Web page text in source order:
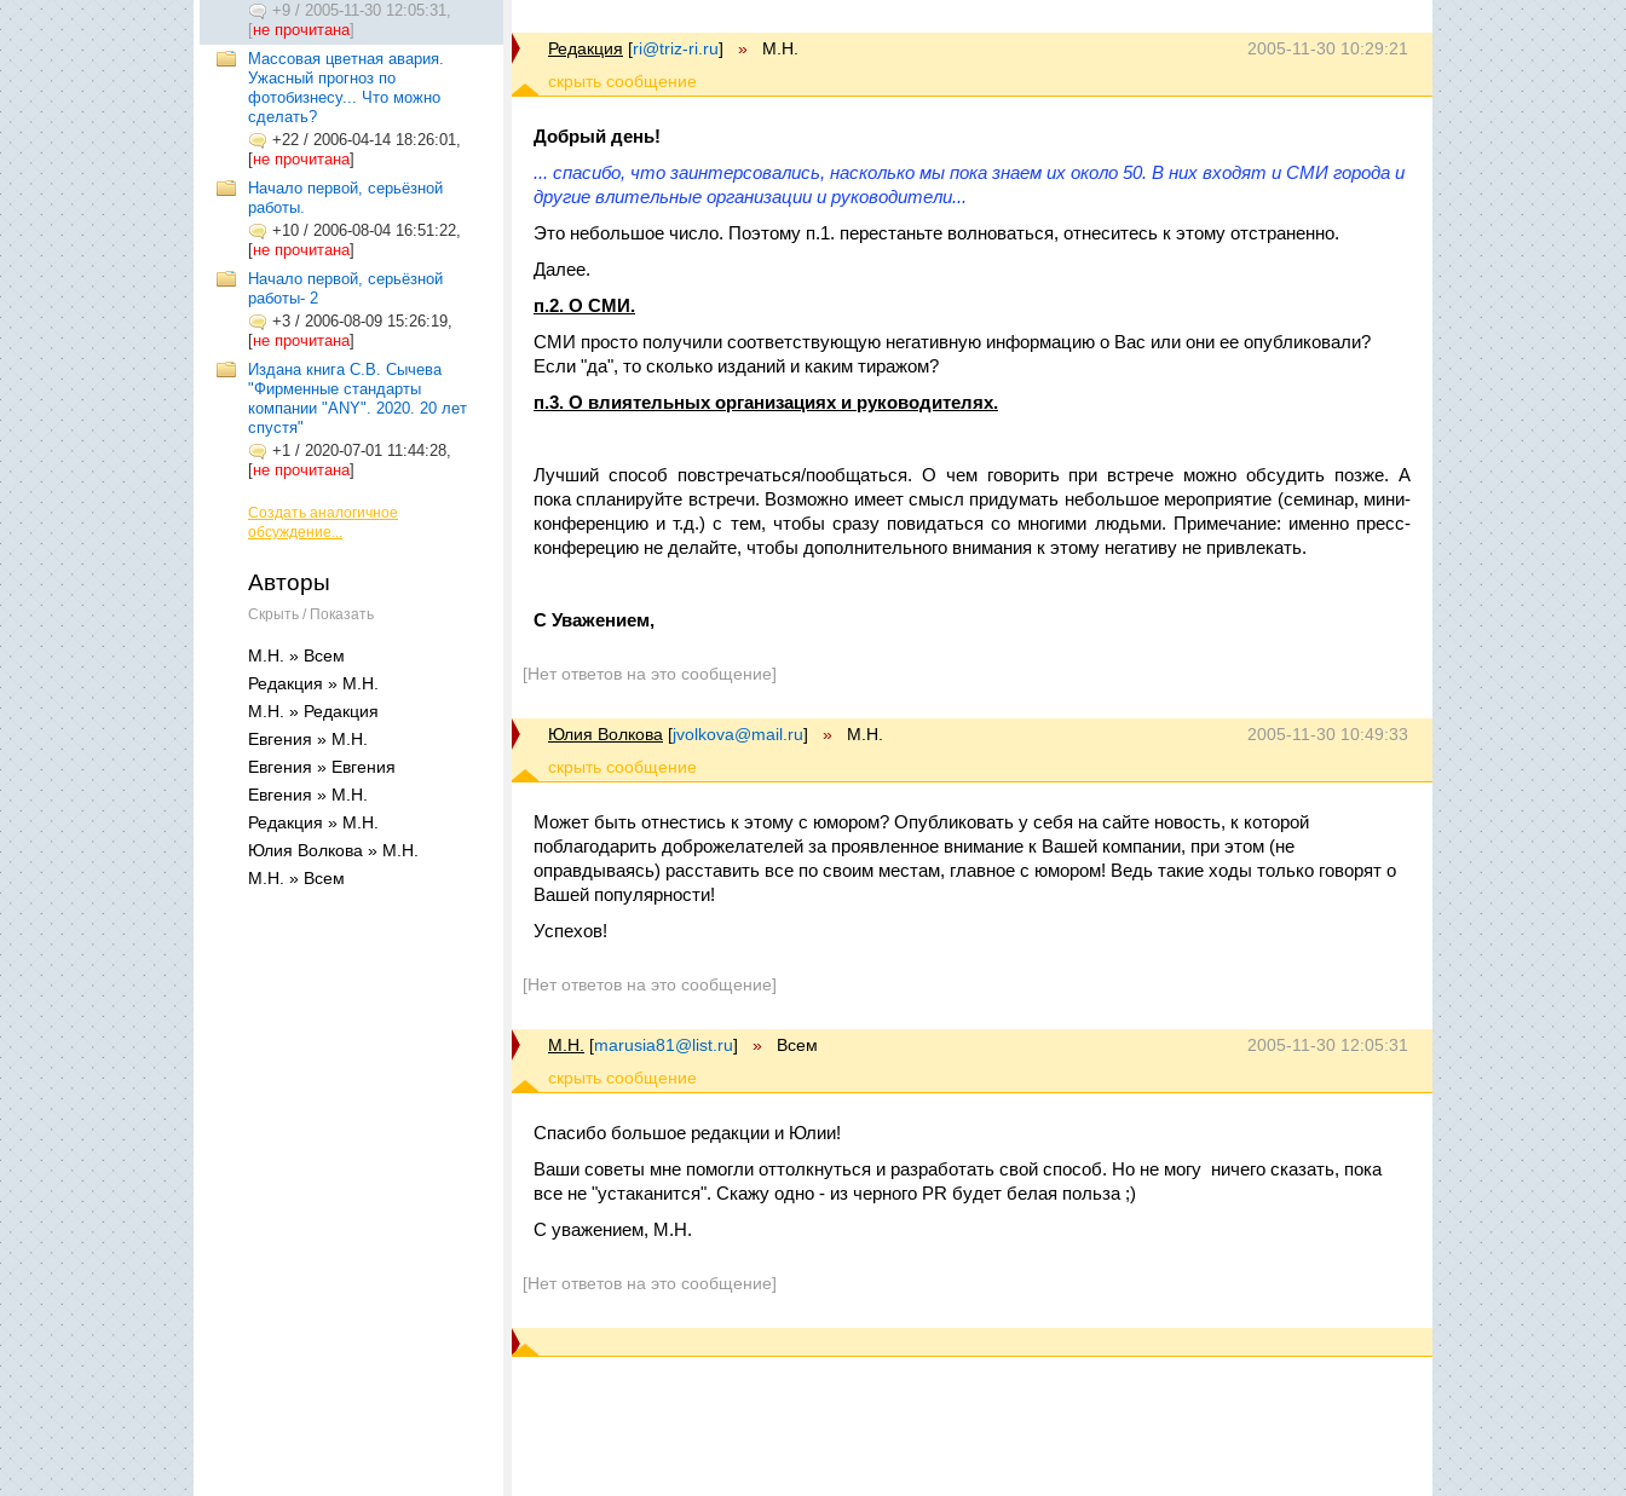
+9 / 2005-11-30 12:05:31,
[не прочитана]
Массовая цветная авария.
Ужасный прогноз по
фотобизнесу... Что можно
сделать?
+22 / 2006-04-14 18:26:01,
[не прочитана]
Начало первой, серьёзной
работы.
+10 / 2006-08-04 16:51:22,
[не прочитана]
Начало первой, серьёзной
работы- 2
+3 / 2006-08-09 15:26:19,
[не прочитана]
Издана книга С.В. Сычева
"Фирменные стандарты
компании "ANY". 2020. 20 лет
спустя"
+1 / 2020-07-01 11:44:28,
[не прочитана]
Создать аналогичное
обсуждение...
Авторы
Скрыть / Показать
М.Н. » Всем
Редакция » М.Н.
М.Н. » Редакция
Евгения » М.Н.
Евгения » Евгения
Евгения » М.Н.
Редакция » М.Н.
Юлия Волкова » М.Н.
М.Н. » Всем
2005-11-30 10:29:21
Редакция [ri@triz-ri.ru] » М.Н.
Добрый день!
... спасибо, что заинтерсовались, насколько мы пока знаем их около 50. В них входят и СМИ города и
другие влительные организации и руководители...
Это небольшое число. Поэтому п.1. перестаньте волноваться, отнеситесь к этому отстраненно.
Далее.
п.2. О СМИ.
СМИ просто получили соответствующую негативную информацию о Вас или они ее опубликовали?
Если "да", то сколько изданий и каким тиражом?
п.3. О влиятельных организациях и руководителях.
Лучший способ повстречаться/пообщаться. О чем говорить при встрече можно обсудить позже. А
пока спланируйте встречи. Возможно имеет смысл придумать небольшое мероприятие (семинар, мини-
конференцию и т.д.) с тем, чтобы сразу повидаться со многими людьми. Примечание: именно пресс-
конферецию не делайте, чтобы дополнительного внимания к этому негативу не привлекать.
С Уважением,
[Нет ответов на это сообщение]
2005-11-30 10:49:33
Юлия Волкова [jvolkova@mail.ru] » М.Н.
Может быть отнестись к этому с юмором? Опубликовать у себя на сайте новость, к которой
поблагодарить доброжелателей за проявленное внимание к Вашей компании, при этом (не
оправдываясь) расставить все по своим местам, главное с юмором! Ведь такие ходы только говорят о
Вашей популярности!
Успехов!
[Нет ответов на это сообщение]
2005-11-30 12:05:31
М.Н. [marusia81@list.ru] » Всем
Спасибо большое редакции и Юлии!
Ваши советы мне помогли оттолкнуться и разработать свой способ. Но не могу ничего сказать, пока
все не "устаканится". Скажу одно - из черного PR будет белая польза ;)
С уважением, М.Н.
[Нет ответов на это сообщение]